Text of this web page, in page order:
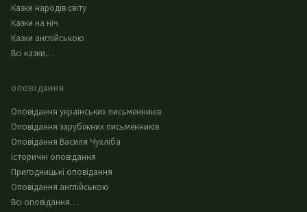
Казки народів світу
Казки на ніч
Казки англійською
Всі казки…
ОПОВІДАННЯ
Оповідання українських письменників
Оповідання зарубіжних письменників
Оповідання Василя Чухліба
Історичні оповідання
Пригодницькі оповідання
Оповідання англійською
Всі оповідання…